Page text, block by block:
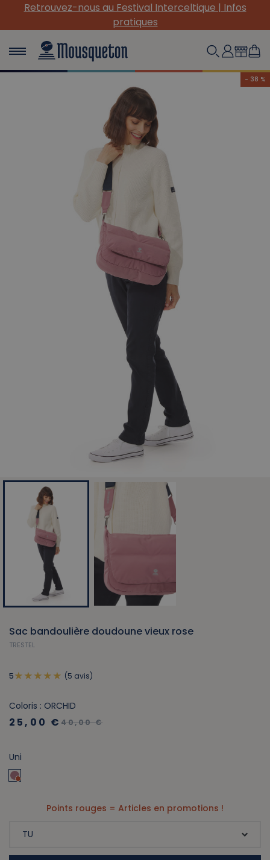
Retrouvez-nous au Festival Interceltique | Infos
pratiques
Sac bandoulière doudoune vieux rose
TRESTEL
5 (5 avis)
Coloris : ORCHID
25,00 €40,00 €
Uni
Points rouges = Articles en promotions !
- 38 %